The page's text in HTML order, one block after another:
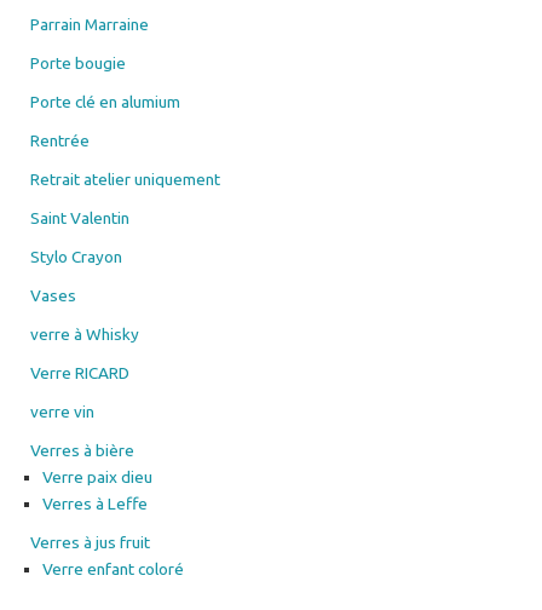
Parrain Marraine
Porte bougie
Porte clé en alumium
Rentrée
Retrait atelier uniquement
Saint Valentin
Stylo Crayon
Vases
verre à Whisky
Verre RICARD
verre vin
Verres à bière
Verre paix dieu
Verres à Leffe
Verres à jus fruit
Verre enfant coloré